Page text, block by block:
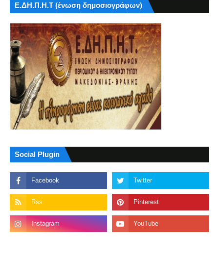
Ε.ΔΗ.Π.Η.Τ (ένωση δημοσιογράφων)
Social Plugin